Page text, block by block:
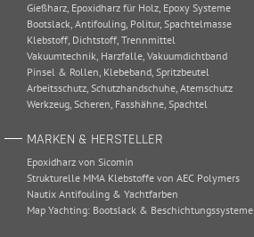
Gießharz, Epoxidharz für Holz, Epoxy Systeme
Bootslack, Antifouling, Politur, Spachtelmasse
Klebstoff, Dichtstoff, Trennmittel
Vakuumtechnik, Harzfalle, Vakuumdichtband
Pinsel & Rollen, Klebeband, Spritzbeutel
Arbeitsschutz, Schutzhandschuhe, Atemschutz
Werkzeug, Scheren, Fasshähne, Spachtel
MARKEN & HERSTELLER
Epoxidharz von Sicomin
Strukturelle MMA Klebstoffe von AEC Polymers
Nautix Antifouling & Yachtfarben
Map Yachting: Bootslack & Beschichtungssysteme